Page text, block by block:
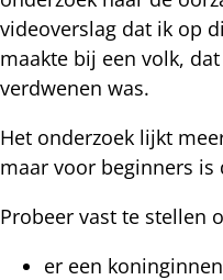
videoverslag dat ik op
maakte bij een volk,
verdwenen was.
Het onderzoek lijkt
maar voor beginners
Probeer vast te stellen
er een